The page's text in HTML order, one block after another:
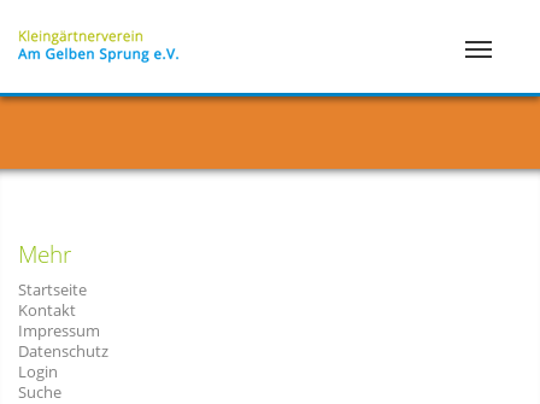
Mehr
Startseite
Kontakt
Impressum
Datenschutz
Login
Suche